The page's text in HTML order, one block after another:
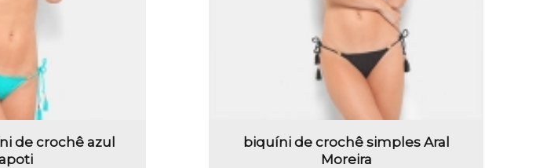
de crochê azul
biquíni de crochê simples Aral
Moreira